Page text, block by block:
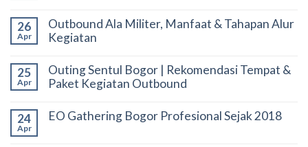
26
Apr
Outbound Ala Militer, Manfaat & Tahapan Alur
Kegiatan
25
Apr
Outing Sentul Bogor | Rekomendasi Tempat &
Paket Kegiatan Outbound
24
Apr
EO Gathering Bogor Profesional Sejak 2018